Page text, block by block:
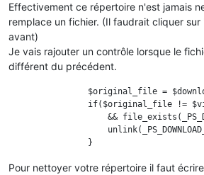
Effectivement ce répertoire n'est jamais
remplace un fichier. (Il faudrait cliquer
avant)
Je vais rajouter un contrôle lorsque le
différent du précédent.
$original_file =
if($original_file !=
&&
Pour nettoyer votre répertoire il faut